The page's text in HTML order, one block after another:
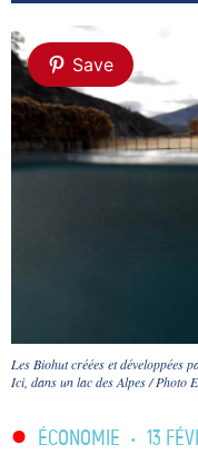
Save
Les Biohut créées et développées
Ici, dans un lac des Alpes / Photo
ÉCONOMIE • 13